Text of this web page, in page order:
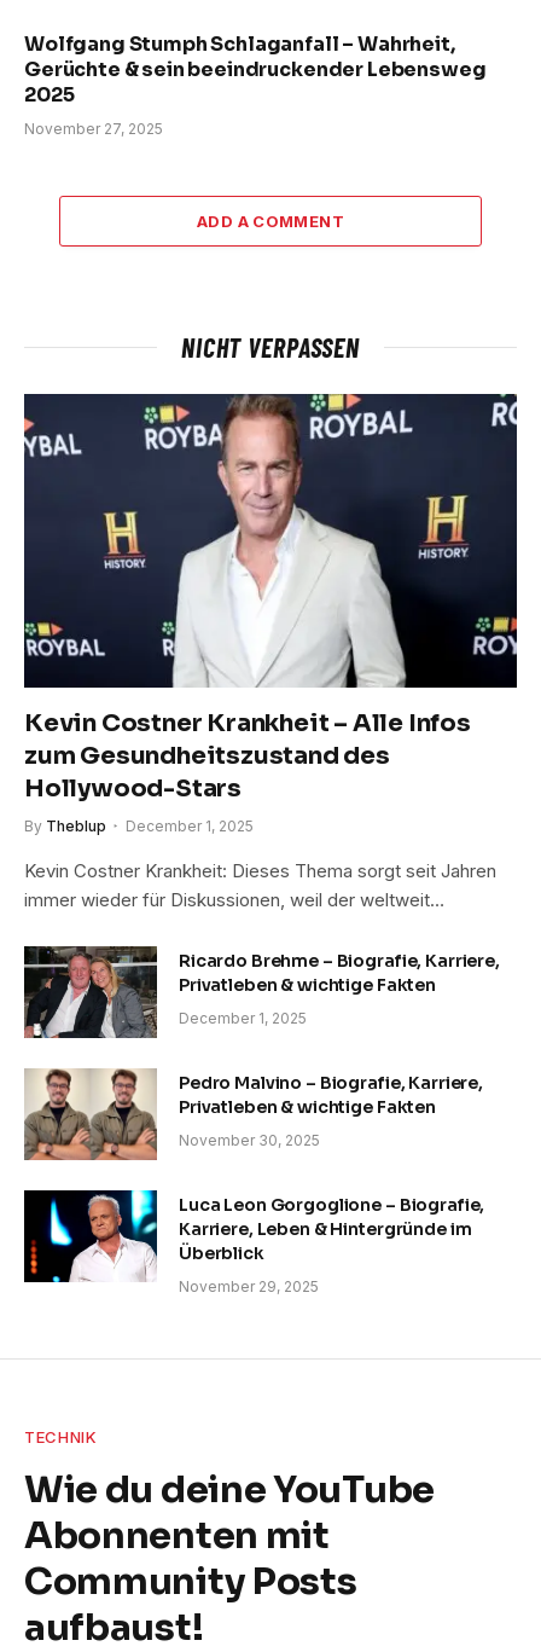
Wolfgang Stumph Schlaganfall – Wahrheit,
Gerüchte & sein beeindruckender Lebensweg
2025
November 27, 2025
ADD A COMMENT
NICHT VERPASSEN
Kevin Costner Krankheit – Alle Infos
zum Gesundheitszustand des
Hollywood-Stars
By Theblup December 1, 2025
Kevin Costner Krankheit: Dieses Thema sorgt seit Jahren
immer wieder für Diskussionen, weil der weltweit…
Ricardo Brehme – Biografie, Karriere,
Privatleben & wichtige Fakten
December 1, 2025
Pedro Malvino – Biografie, Karriere,
Privatleben & wichtige Fakten
November 30, 2025
Luca Leon Gorgoglione – Biografie,
Karriere, Leben & Hintergründe im
Überblick
November 29, 2025
TECHNIK
Wie du deine YouTube
Abonnenten mit
Community Posts
aufbaust!